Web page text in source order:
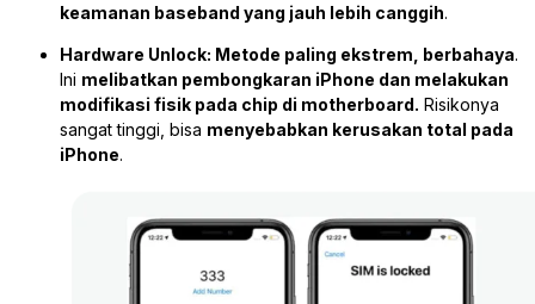
keamanan baseband yang jauh lebih canggih.
Hardware Unlock: Metode paling ekstrem, berbahaya.
Ini melibatkan pembongkaran iPhone dan melakukan
modifikasi fisik pada chip di motherboard. Risikonya
sangat tinggi, bisa menyebabkan kerusakan total pada
iPhone.